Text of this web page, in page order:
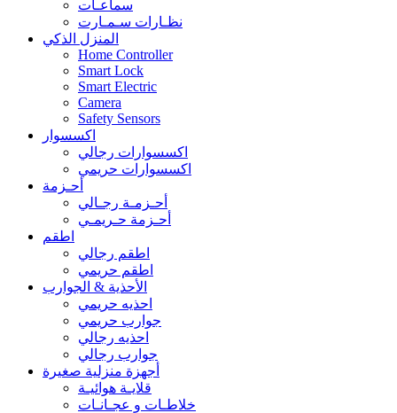
سماعـات
نظـارات سـمـارت
المنزل الذكي
Home Controller
Smart Lock
Smart Electric
Camera
Safety Sensors
اكسسوار
اكسسوارات رجالي
اكسسوارات حريمي
أحـزمة
أحـزمـة رجـالي
أحـزمة حـريمـي
اطقم
اطقم رجالي
اطقم حريمي
الأحذية & الجوارب
احذيه حريمي
جوارب حريمي
احذيه رجالي
جوارب رجالي
أجهزة منزلية صغيرة
قلايـة هوائيـة
خلاطـات و عجـانـات